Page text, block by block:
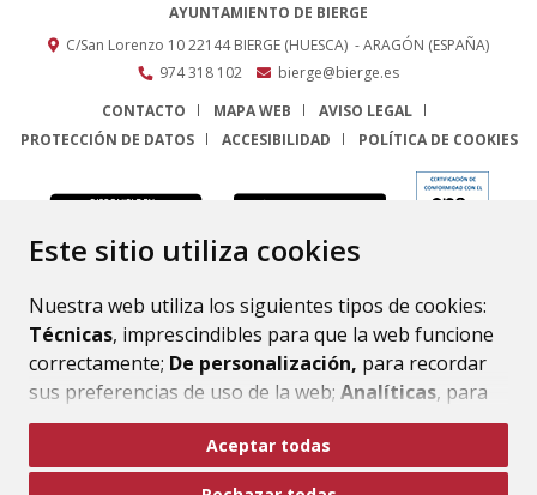
Este sitio utiliza cookies
Nuestra web utiliza los siguientes tipos de cookies:
Técnicas, imprescindibles para que la web funcione
correctamente; De personalización, para recordar
sus preferencias de uso de la web; Analíticas, para
mejorar el funcionamiento de la web y sus servicios.
Si acepta pulsando el botón“Aceptar todas”
Aceptar todas
AYUNTAMIENTO DE BIERGE
C/San Lorenzo 1022144 BIERGE (HUESCA) - ARAGÓN (ESPAÑA)
974 318 102
bierge@bierge.es
CONTACTO
MAPA WEB
AVISO LEGAL
PROTECCIÓN DE DATOS
ACCESIBILIDAD POLÍTICA DE COOKIES